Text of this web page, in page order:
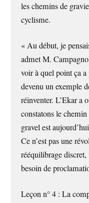
les chemins de
cyclisme.
« Au début, je
admet M.
voir à quel point ça
devenu un exemple
réinventer. L’Ekar a
constatons le
gravel est
Ce n’est pas une
rééquilibrage
besoin de
Leçon n° 4 : La